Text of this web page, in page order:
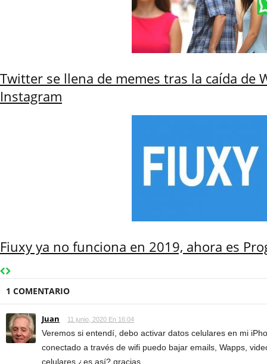
Twitter se llena de memes tras la caída de
Instagram
Fiuxy ya no funciona en 2019, ahora es
1 COMENTARIO
Juan 11 junio, 2020 En 16:04
Veremos si entendí, debo activar datos celulares en mi
conectado a través de wifi puedo bajar emails, Wapps,
celulares ¿es así? gracias